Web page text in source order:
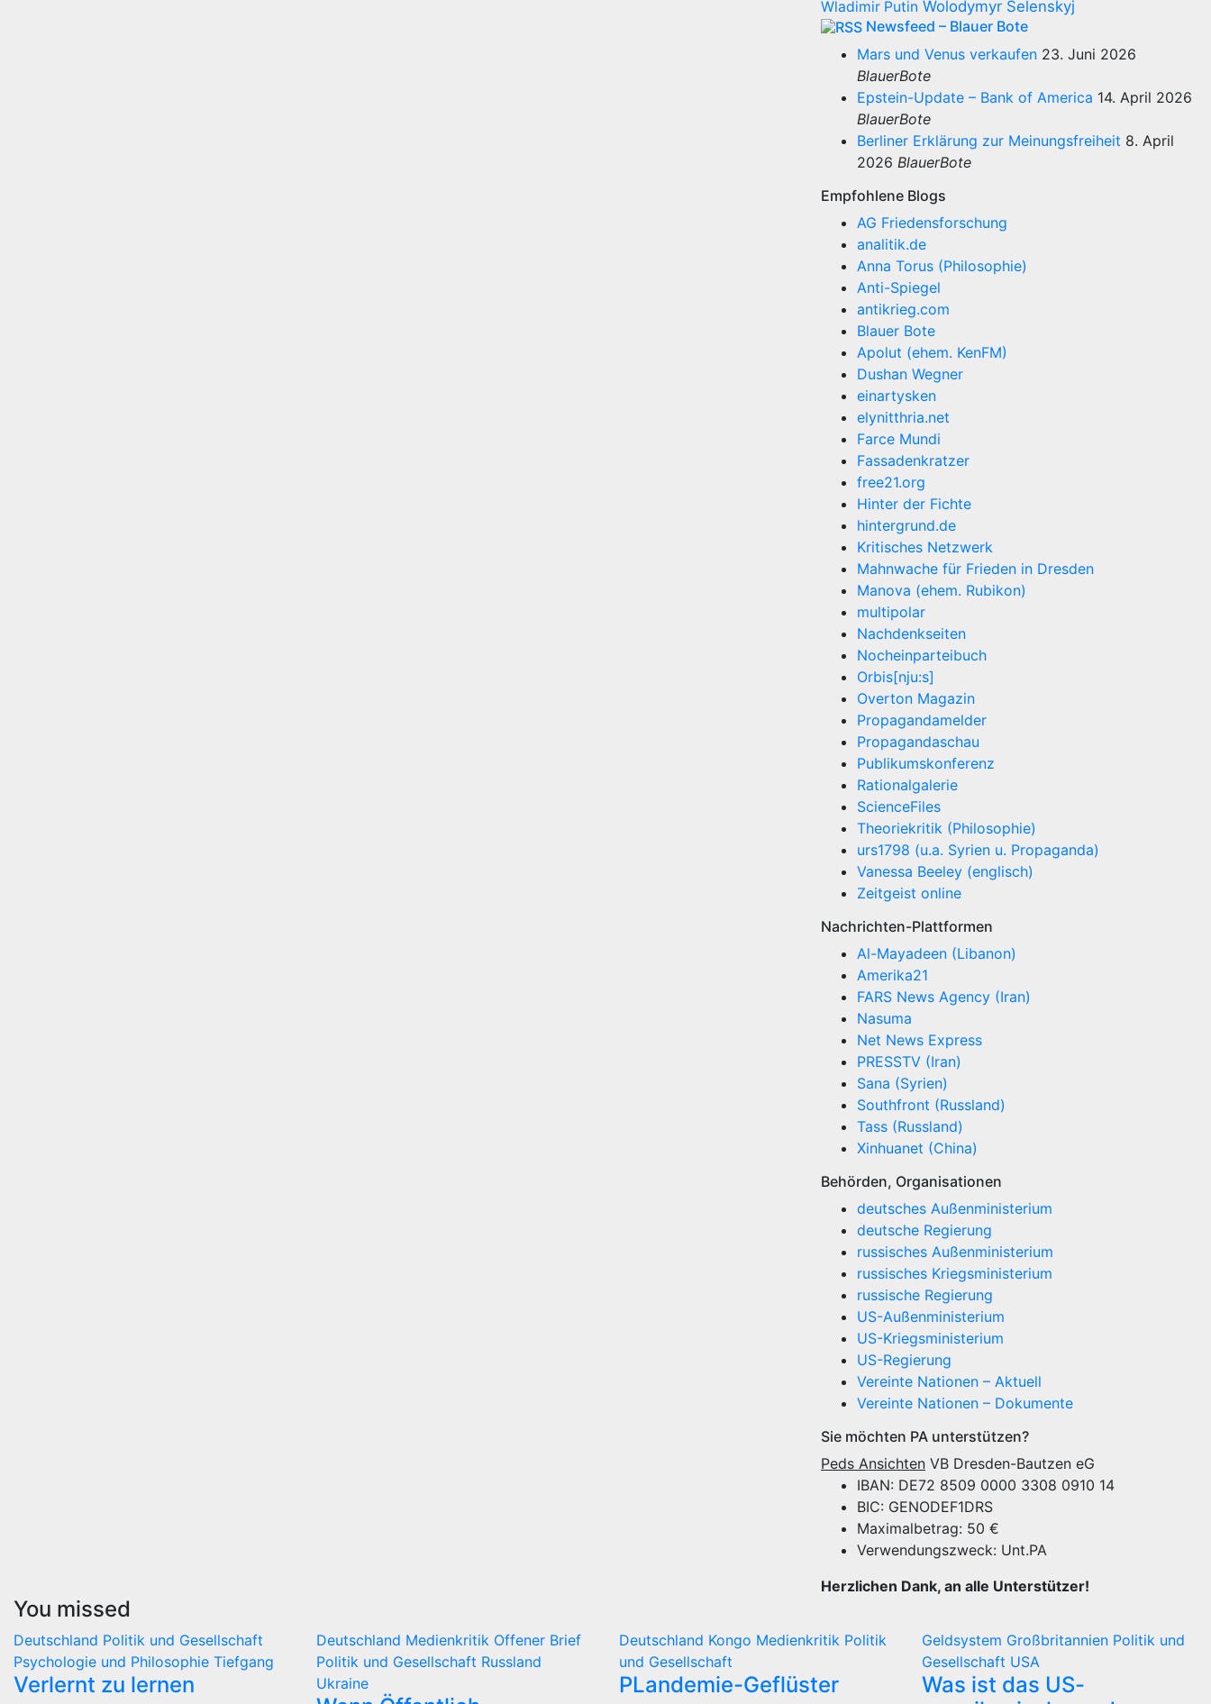
Wladimir Putin Wolodymyr Selenskyj
Newsfeed – Blauer Bote
Mars und Venus verkaufen 23. Juni 2026
BlauerBote
Epstein-Update – Bank of America 14. April 2026
BlauerBote
Berliner Erklärung zur Meinungsfreiheit 8. April
2026 BlauerBote
Empfohlene Blogs
AG Friedensforschung
analitik.de
Anna Torus (Philosophie)
Anti-Spiegel
antikrieg.com
Blauer Bote
Apolut (ehem. KenFM)
Dushan Wegner
einartysken
elynitthria.net
Farce Mundi
Fassadenkratzer
free21.org
Hinter der Fichte
hintergrund.de
Kritisches Netzwerk
Mahnwache für Frieden in Dresden
Manova (ehem. Rubikon)
multipolar
Nachdenkseiten
Nocheinparteibuch
Orbis[nju:s]
Overton Magazin
Propagandamelder
Propagandaschau
Publikumskonferenz
Rationalgalerie
ScienceFiles
Theoriekritik (Philosophie)
urs1798 (u.a. Syrien u. Propaganda)
Vanessa Beeley (englisch)
Zeitgeist online
Nachrichten-Plattformen
Al-Mayadeen (Libanon)
Amerika21
FARS News Agency (Iran)
Nasuma
Net News Express
PRESSTV (Iran)
Sana (Syrien)
Southfront (Russland)
Tass (Russland)
Xinhuanet (China)
Behörden, Organisationen
deutsches Außenministerium
deutsche Regierung
russisches Außenministerium
russisches Kriegsministerium
russische Regierung
US-Außenministerium
US-Kriegsministerium
US-Regierung
Vereinte Nationen – Aktuell
Vereinte Nationen – Dokumente
Sie möchten PA unterstützen?
Peds Ansichten VB Dresden-Bautzen eG
IBAN: DE72 8509 0000 3308 0910 14
BIC: GENODEF1DRS
Maximalbetrag: 50 €
Verwendungszweck: Unt.PA
Herzlichen Dank, an alle Unterstützer!
You missed
Deutschland Politik und Gesellschaft
Psychologie und Philosophie Tiefgang
Verlernt zu lernen
Deutschland Medienkritik Offener Brief
Politik und Gesellschaft Russland
Ukraine
Deutschland Kongo Medienkritik Politik
und Gesellschaft
PLandemie-Geflüster
Geldsystem Großbritannien Politik und
Gesellschaft USA
Was ist das US-